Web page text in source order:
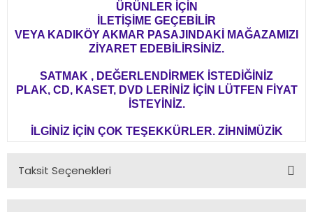
ÜRÜNLER İÇİN
İLETİŞİME GEÇEBİLİR
VEYA KADIKÖY AKMAR PASAJINDAKİ MAĞAZAMIZI
ZİYARET EDEBİLİRSİNİZ.
SATMAK , DEĞERLENDİRMEK İSTEDİĞİNİZ
PLAK, CD, KASET, DVD LERİNİZ İÇİN LÜTFEN FİYAT
İSTEYİNİZ.
İLGİNİZ İÇİN ÇOK TEŞEKKÜRLER. ZİHNİMÜZİK
Taksit Seçenekleri